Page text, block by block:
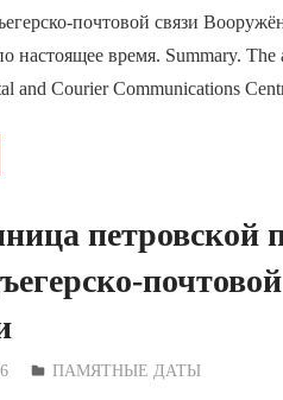
почтовой связи
настоящее время. Summary.
and Courier Communications
петровской
Дежурный по Редакции
ПАМЯТНЫЕ ДАТЫ